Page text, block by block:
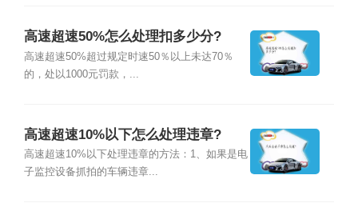
高速超速50%怎么处理扣多少分?
高速超速50%超过规定时速50％以上未达70％
的，处以1000元罚款，...
高速超速10%以下怎么处理违章?
高速超速10%以下处理违章的方法：1、如果是电
子监控设备抓拍的车辆违章...